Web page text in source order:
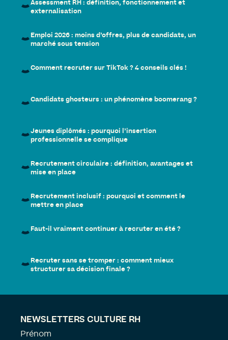
Assessment RH : définition, fonctionnement et
externalisation
Emploi 2026 : moins d’offres, plus de candidats, un
marché sous tension
Comment recruter sur TikTok ? 4 conseils clés !
Candidats ghosteurs : un phénomène boomerang ?
Jeunes diplômés : pourquoi l’insertion
professionnelle se complique
Recrutement circulaire : définition, avantages et
mise en place
Recrutement inclusif : pourquoi et comment le
mettre en place
Faut-il vraiment continuer à recruter en été ?
Recruter sans se tromper : comment mieux
structurer sa décision finale ?
NEWSLETTERS CULTURE RH
Prénom